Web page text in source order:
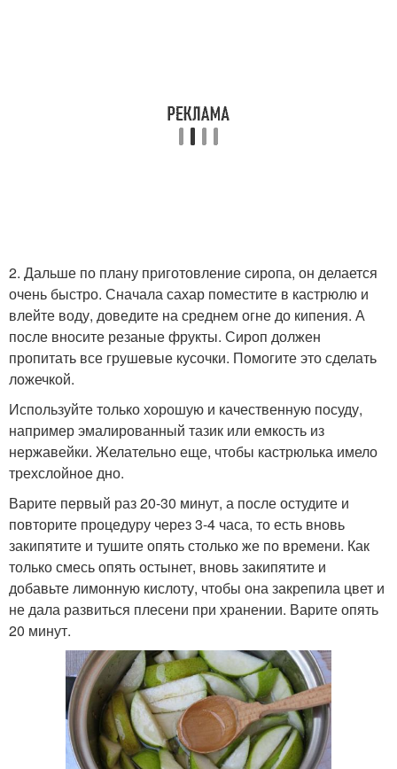
2. Дальше по плану приготовление сиропа, он делается
очень быстро. Сначала сахар поместите в кастрюлю и
влейте воду, доведите на среднем огне до кипения. А
после вносите резаные фрукты. Сироп должен
пропитать все грушевые кусочки. Помогите это сделать
ложечкой.
Используйте только хорошую и качественную посуду,
например эмалированный тазик или емкость из
нержавейки. Желательно еще, чтобы кастрюлька имело
трехслойное дно.
Варите первый раз 20-30 минут, а после остудите и
повторите процедуру через 3-4 часа, то есть вновь
закипятите и тушите опять столько же по времени. Как
только смесь опять остынет, вновь закипятите и
добавьте лимонную кислоту, чтобы она закрепила цвет и
не дала развиться плесени при хранении. Варите опять
20 минут.